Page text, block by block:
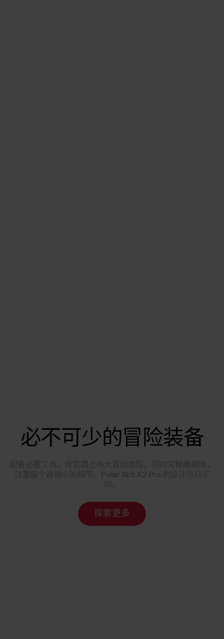
必不可少的冒险装备
探索更多